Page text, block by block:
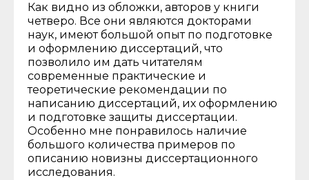
Как видно из обложки, авторов у книги
четверо. Все они являются докторами
наук, имеют большой опыт по подготовке
и оформлению диссертаций, что
позволило им дать читателям
современные практические и
теоретические рекомендации по
написанию диссертаций, их оформлению
и подготовке защиты диссертации.
Особенно мне понравилось наличие
большого количества примеров по
описанию новизны диссертационного
исследования.